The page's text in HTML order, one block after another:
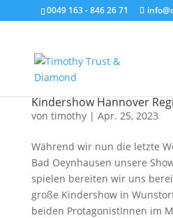
0049 163 - 846 26 71
Kindershow Hannover
von timothy| Apr. 25, 2023
Während wir nun die letzte
Bad Oeynhausen unsere
spielen bereiten wir uns
große Kindershow in
beiden ProtagonistInnen im